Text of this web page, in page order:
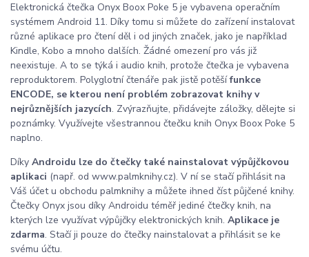
Elektronická čtečka Onyx Boox Poke 5 je vybavena operačním
systémem Android 11. Díky tomu si můžete do zařízení instalovat
různé aplikace pro čtení děl i od jiných značek, jako je například
Kindle, Kobo a mnoho dalších. Žádné omezení pro vás již
neexistuje. A to se týká i audio knih, protože čtečka je vybavena
reproduktorem. Polyglotní čtenáře pak jistě potěšífunkce
ENCODE, se kterou není problém zobrazovat knihy v
nejrůznějších jazycích. Zvýrazňujte, přidávejte záložky, dělejte si
poznámky. Využívejte všestrannou čtečku knih Onyx Boox Poke 5
naplno.
Díky Androidu lze do čtečky také nainstalovat výpůjčkovou
aplikaci (např. od www.palmknihy.cz). V ní se stačí přihlásit na
Váš účet u obchodu palmknihy a můžete ihned číst půjčené knihy.
Čtečky Onyx jsou díky Androidu téměř jediné čtečky knih, na
kterých lze využívat výpůjčky elektronických knih. Aplikace je
zdarma. Stačí ji pouze do čtečky nainstalovat a přihlásit se ke
svému účtu.